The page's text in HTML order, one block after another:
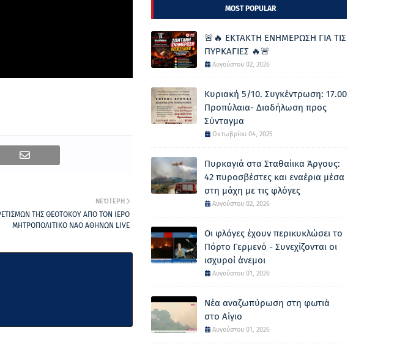
ΝΕΌΤΕΡΗ
ΤΗΣ ΘΕΟΤΟΚΟΥ ΑΠΟ ΤΟΝ ΙΕΡΟ
ΜΗΤΡΟΠΟΛΙΤΙΚΟ ΝΑΟ ΑΘΗΝΩΝ LIVE
MOST POPULAR
🚨🔥 ΕΚΤΑΚΤΗ ΕΝΗΜΕΡΩΣΗ ΓΙΑ ΤΙΣ
ΠΥΡΚΑΓΙΕΣ 🔥🚨
Αυγούστου 02, 2026
Κυριακή 5/10. Συγκέντρωση: 17.00
Προπύλαια- Διαδήλωση προς
Σύνταγμα
Οκτωβρίου 04, 2025
Πυρκαγιά στα Σταθαίικα Άργους:
42 πυροσβέστες και εναέρια μέσα
στη μάχη με τις φλόγες
Αυγούστου 02, 2026
Οι φλόγες έχουν περικυκλώσει το
Πόρτο Γερμενό - Συνεχίζονται οι
ισχυροί άνεμοι
Αυγούστου 01, 2026
Νέα αναζωπύρωση στη φωτιά
στο Αίγιο
Αυγούστου 01, 2026